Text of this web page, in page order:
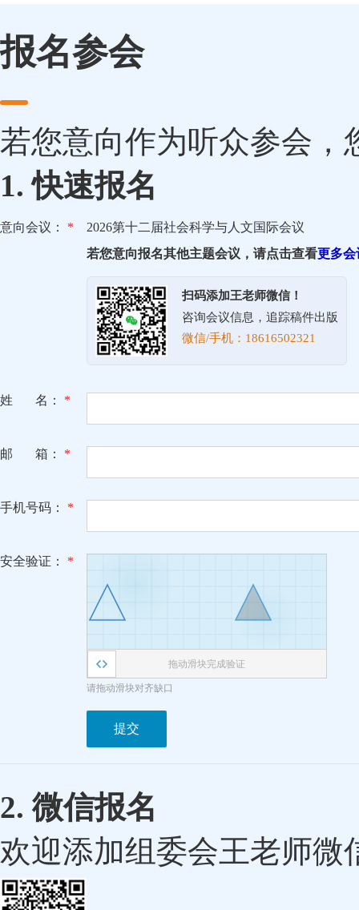
报名参会
若您意向作为听众参会，
1. 快速报名
意向会议： *
2026第十二届社会科学与人文国际会议
若您意向报名其他主题会议，请点击查看更多会
扫码添加王老师微信！
咨询会议信息，追踪稿件出版
微信/手机：18616502321
姓 名： *
邮 箱： *
手机号码： *
安全验证： *
拖动滑块完成验证
请拖动滑块对齐缺口
提交
2. 微信报名
欢迎添加组委会王老师微